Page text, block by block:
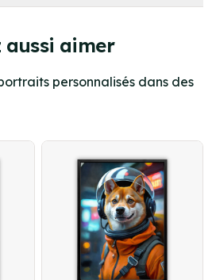
aussi aimer
personnalisés dans des